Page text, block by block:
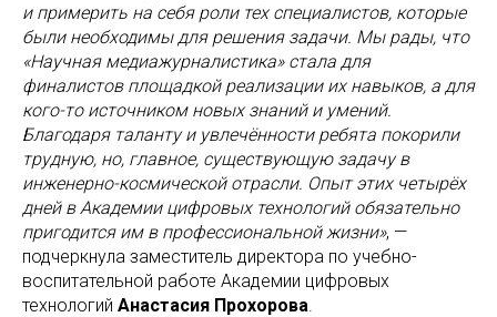
и примерить на себя роли тех специалистов, которые
были необходимы для решения задачи. Мы рады, что
«Научная медиажурналистика» стала для
финалистов площадкой реализации их навыков, а для
кого-то источником новых знаний и умений.
Благодаря таланту и увлечённости ребята покорили
трудную, но, главное, существующую задачу в
инженерно-космической отрасли. Опыт этих четырёх
дней в Академии цифровых технологий обязательно
пригодится им в профессиональной жизни», —
подчеркнула заместитель директора по учебно-
воспитательной работе Академии цифровых
технологий Анастасия Прохорова.